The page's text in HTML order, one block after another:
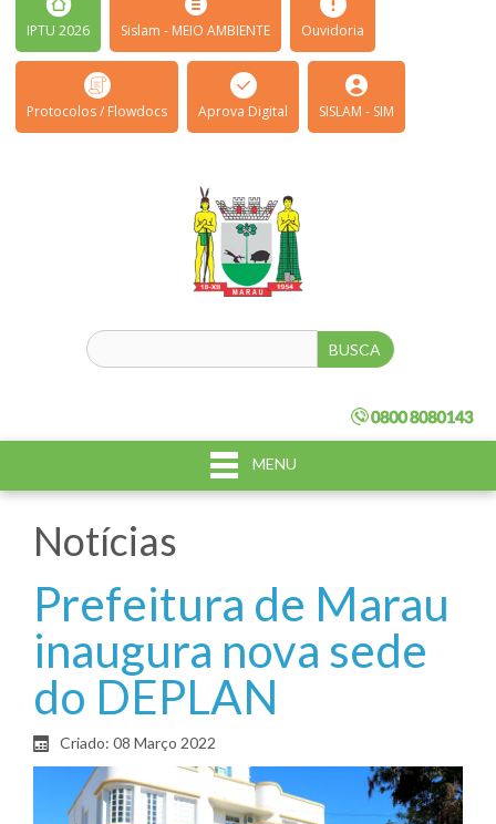
IPTU 2026 Sislam - MEIO AMBIENTE Ouvidoria
Protocolos / Flowdocs Aprova Digital SISLAM - SIM
MENU
Notícias
Prefeitura de Marau
inaugura nova sede
do DEPLAN
Criado: 08 Março 2022